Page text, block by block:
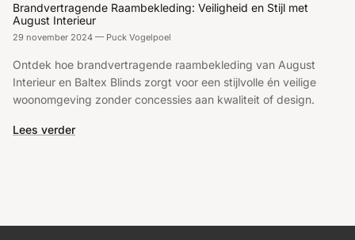
Brandvertragende Raambekleding: Veiligheid en Stijl met
August Interieur
29 november 2024 — Puck Vogelpoel
Ontdek hoe brandvertragende raambekleding van August
Interieur en Baltex Blinds zorgt voor een stijlvolle én veilige
woonomgeving zonder concessies aan kwaliteit of design.
Lees verder